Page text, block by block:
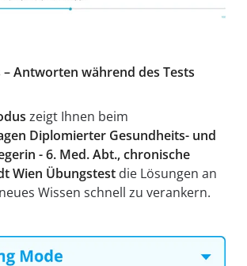
Antworten während des Tests
zeigt Ihnen beim
Diplomierter Gesundheits- und
- 6. Med. Abt., chronische
Wien Übungstest die Lösungen an
Wissen schnell zu verankern.